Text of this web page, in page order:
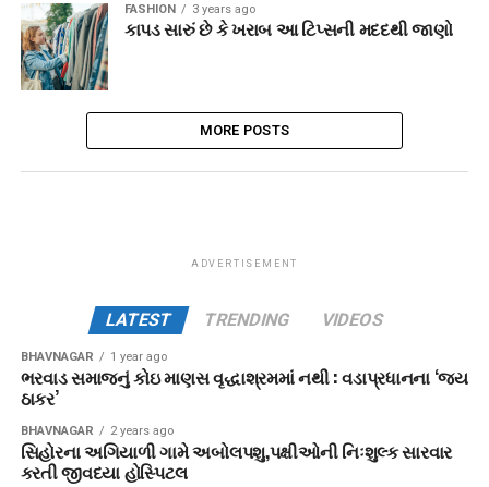
FASHION 3 years ago
કાપડ સારું છે કે ખરાબ આ ટિપ્સની મદદથી જાણો
MORE POSTS
ADVERTISEMENT
LATEST TRENDING VIDEOS
BHAVNAGAR 1 year ago
ભરવાડ સમાજનું કોઇ માણસ વૃદ્ધાશ્રમમાં નથી : વડાપ્રધાનના ‘જય
ઠાકર’
BHAVNAGAR 2 years ago
સિહોરના અગિયાળી ગામે અબોલપશુ,પક્ષીઓની નિઃશુલ્ક સારવાર
કરતી જીવદયા હોસ્પિટલ